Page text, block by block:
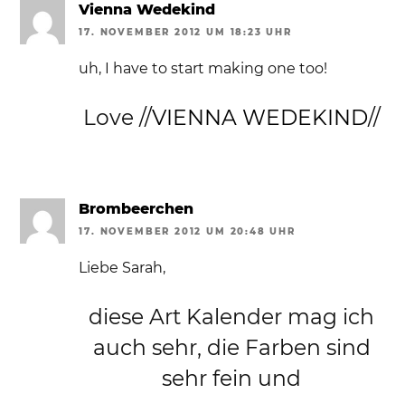
Vienna Wedekind
17. NOVEMBER 2012 UM 18:23 UHR
uh, I have to start making one too!
Love //VIENNA WEDEKIND//
Brombeerchen
17. NOVEMBER 2012 UM 20:48 UHR
Liebe Sarah,
diese Art Kalender mag ich
auch sehr, die Farben sind
sehr fein und